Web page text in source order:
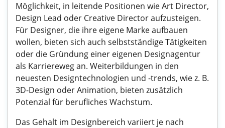
Möglichkeit, in leitende Positionen wie Art Director,
Design Lead oder Creative Director aufzusteigen.
Für Designer, die ihre eigene Marke aufbauen
wollen, bieten sich auch selbstständige Tätigkeiten
oder die Gründung einer eigenen Designagentur
als Karriereweg an. Weiterbildungen in den
neuesten Designtechnologien und -trends, wie z. B.
3D-Design oder Animation, bieten zusätzlich
Potenzial für berufliches Wachstum.
Das Gehalt im Designbereich variiert je nach